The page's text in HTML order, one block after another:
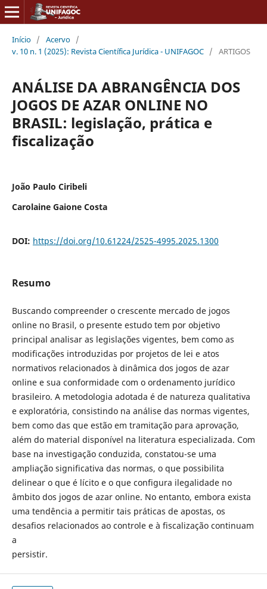
Início / Acervo /
v. 10 n. 1 (2025): Revista Científica Jurídica - UNIFAGOC / ARTIGOS
ANÁLISE DA ABRANGÊNCIA DOS
JOGOS DE AZAR ONLINE NO
BRASIL: legislação, prática e
fiscalização
João Paulo Ciribeli
Carolaine Gaione Costa
DOI: https://doi.org/10.61224/2525-4995.2025.1300
Resumo
Buscando compreender o crescente mercado de jogos
online no Brasil, o presente estudo tem por objetivo
principal analisar as legislações vigentes, bem como as
modificações introduzidas por projetos de lei e atos
normativos relacionados à dinâmica dos jogos de azar
online e sua conformidade com o ordenamento jurídico
brasileiro. A metodologia adotada é de natureza qualitativa
e exploratória, consistindo na análise das normas vigentes,
bem como das que estão em tramitação para aprovação,
além do material disponível na literatura especializada. Com
base na investigação conduzida, constatou-se uma
ampliação significativa das normas, o que possibilita
delinear o que é lícito e o que configura ilegalidade no
âmbito dos jogos de azar online. No entanto, embora exista
uma tendência a permitir tais práticas de apostas, os
desafios relacionados ao controle e à fiscalização continuam
a
persistir.